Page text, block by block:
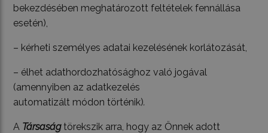
bekezdésében meghatározott feltételek fennállása
esetén),
– kérheti személyes adatai kezelésének korlátozását,
– élhet adathordozhatósághoz való jogával
(amennyiben az adatkezelés
automatizált módon történik).
A Társaságtörekszik arra, hogy az Önnek adott